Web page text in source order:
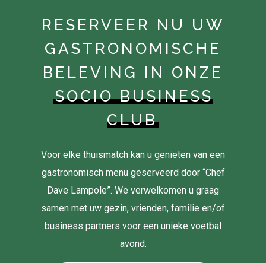
RESERVEER NU UW
GASTRONOMISCHE
BELEVING IN ONZE
SOCIO BUSINESS
CLUB
Voor elke thuismatch kan u genieten van een
gastronomisch menu geserveerd door “Chef
Dave Lampole”. We verwelkomen u graag
samen met uw gezin, vrienden, familie en/of
business partners voor een unieke voetbal
avond.